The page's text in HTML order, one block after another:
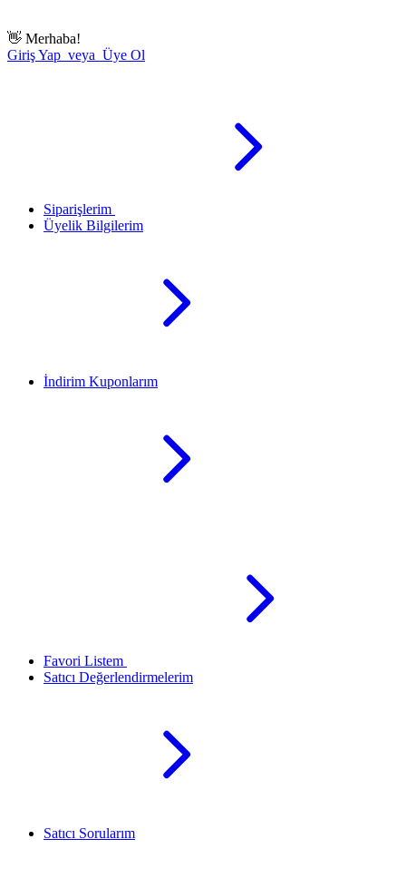
👋 Merhaba!
Giriş Yap veya Üye Ol
Siparişlerim
Üyelik Bilgilerim
İndirim Kuponlarım
Favori Listem
Satıcı Değerlendirmelerim
Satıcı Sorularım